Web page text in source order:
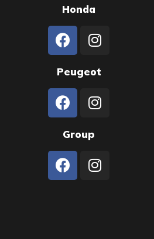
Honda
Peugeot
Group